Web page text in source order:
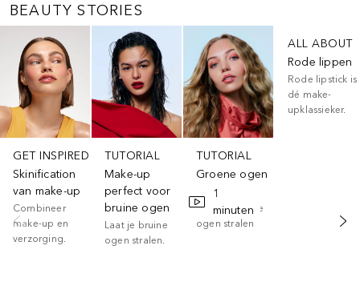
BEAUTY STORIES
Slider overslaan
GET INSPIRED
Skinification
van make-up
Combineer
make-up en
verzorging.
TUTORIAL
Make-up
perfect voor
bruine ogen
Laat je bruine
ogen stralen.
1
minuten
TUTORIAL
Groene ogen
make-up
Laat je groene
ogen stralen
ALL ABOUT
Rode lippen
Rode lipstick is
dé make-
upklassieker.